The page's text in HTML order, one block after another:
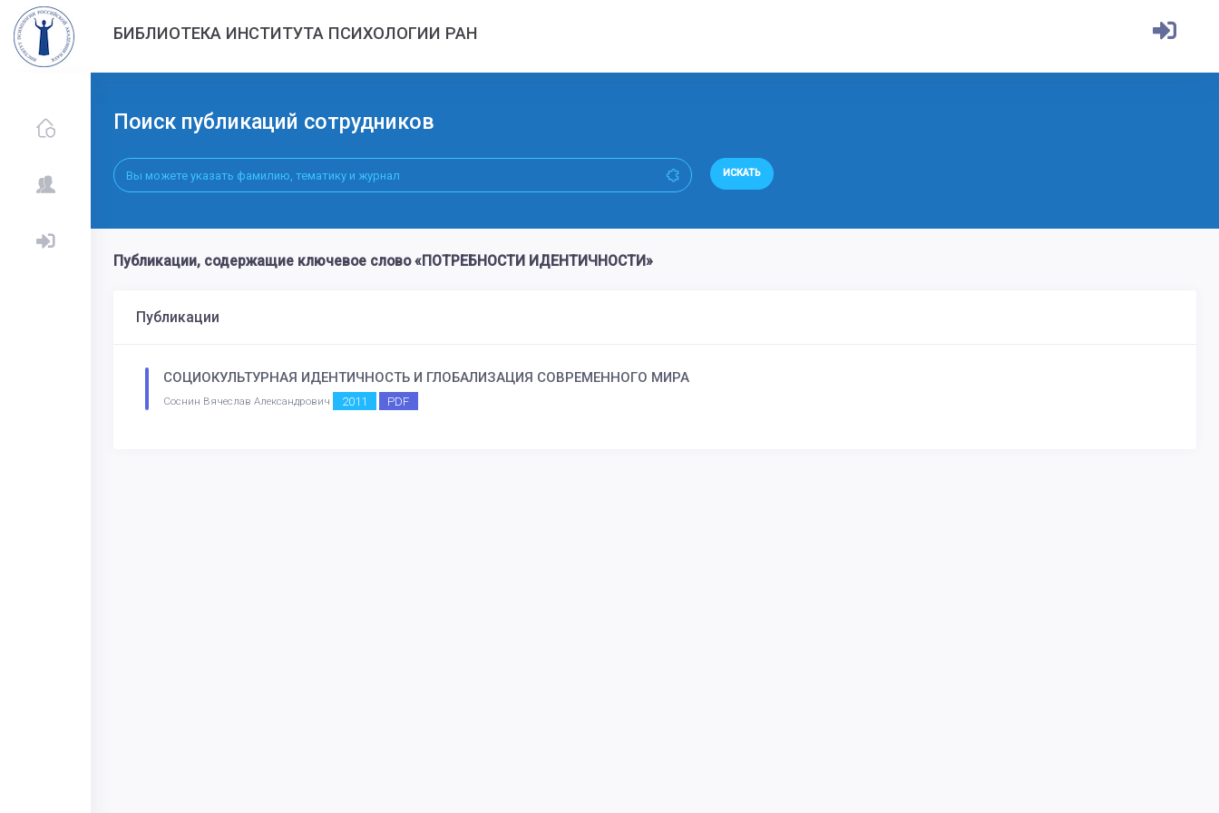
БИБЛИОТЕКА ИНСТИТУТА ПСИХОЛОГИИ РАН
Поиск публикаций сотрудников
ИСКАТЬ
Публикации, содержащие ключевое слово «ПОТРЕБНОСТИ ИДЕНТИЧНОСТИ»
Публикации
СОЦИОКУЛЬТУРНАЯ ИДЕНТИЧНОСТЬ И ГЛОБАЛИЗАЦИЯ СОВРЕМЕННОГО МИРА
Соснин Вячеслав Александрович 2011 PDF